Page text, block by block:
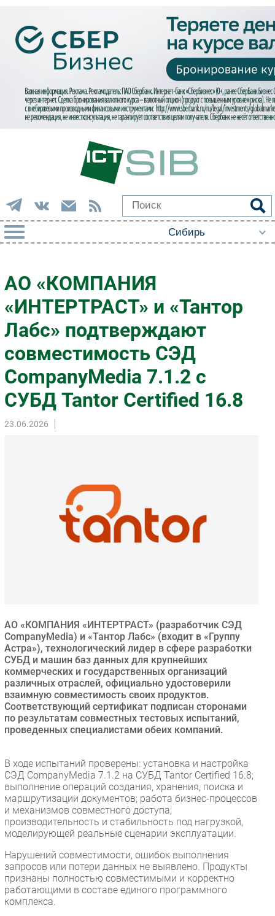
Импорто­замещение
Автоматизация Промышленности
Интернет
Мобильная связь
Фиксированная связь
Интеграция
Рынок ПК
Маркетинг
Торговые сети
Регулирование
Здоровье
РАЗДЕЛЫ
Новости
Аналитика
Интервью
Проекты
IT класс
Тестовый стенд
Каталог компаний
АО «КОМПАНИЯ
«ИНТЕРТРАСТ» и «Тантор
Лабс» подтверждают
совместимость СЭД
CompanyMedia 7.1.2 с
СУБД Tantor Certified 16.8
23.06.2026
АО «КОМПАНИЯ «ИНТЕРТРАСТ» (разработчик СЭД
CompanyMedia) и «Тантор Лабс» (входит в «Группу
Астра»), технологический лидер в сфере разработки
СУБД и машин баз данных для крупнейших
коммерческих и государственных организаций
различных отраслей, официально удостоверили
взаимную совместимость своих продуктов.
Соответствующий сертификат подписан сторонами
по результатам совместных тестовых испытаний,
проведенных специалистами обеих компаний.
В ходе испытаний проверены: установка и настройка
СЭД CompanyMedia 7.1.2 на СУБД Tantor Certified 16.8;
выполнение операций создания, хранения, поиска и
маршрутизации документов; работа бизнес-процессов
и механизмов совместного доступа;
производительность и стабильность под нагрузкой,
моделирующей реальные сценарии эксплуатации.
Нарушений совместимости, ошибок выполнения
запросов или потери данных не выявлено. Продукты
признаны полностью совместимыми и корректно
работающими в составе единого программного
комплекса.